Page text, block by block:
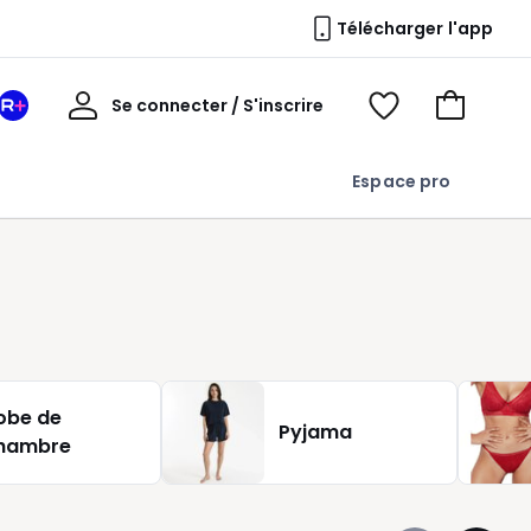
Télécharger l'app
Espace pro
Mon
Se connecter / S'inscrire
Mon
Voir
Voir
de
Pyjama